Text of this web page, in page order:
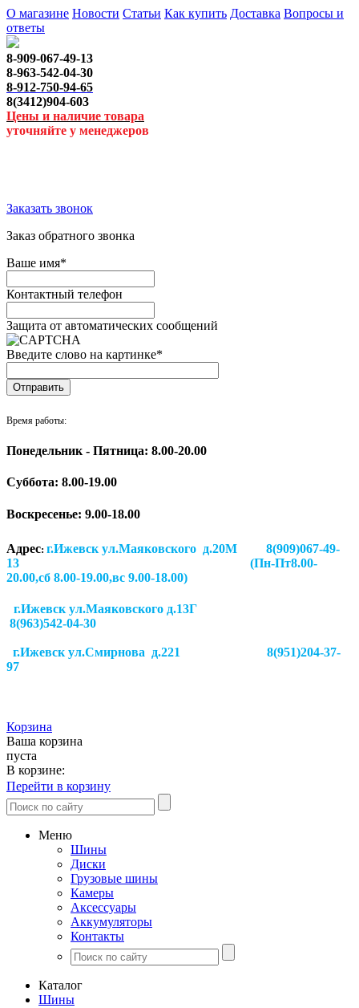
О магазине Новости Статьи Как купить Доставка Вопросы и
ответы
8-909-067-49-13
8-963-542-04-30
8-912-750-94-65
8(3412)904-603
Цены и наличие товара
уточняйте у менеджеров
Заказать звонок
Заказ обратного звонка
Ваше имя*
Контактный телефон
Защита от автоматических сообщений
Введите слово на картинке*
Время работы:
Понедельник - Пятница: 8.00-20.00
Суббота: 8.00-19.00
Воскресенье: 9.00-18.00
Адрес: г.Ижевск ул.Маяковского д.20М 8(909)067-49-
13 (Пн-Пт8.00-
20.00,сб 8.00-19.00,вс 9.00-18.00)
г.Ижевск ул.Маяковского д.13Г
8(963)542-04-30
г.Ижевск ул.Смирнова д.221
8(951)204-37-
97
Корзина
Ваша корзина
пуста
В корзине:
Перейти в корзину
Меню
Шины
Диски
Грузовые шины
Камеры
Аксессуары
Аккумуляторы
Контакты
Каталог
Шины